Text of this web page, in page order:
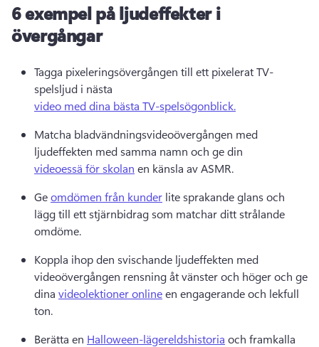
6 exempel på ljudeffekter i
övergångar
Tagga pixeleringsövergången till ett pixelerat TV-
spelsljud i nästa
video med dina bästa TV-spelsögonblick.
Matcha bladvändningsvideoövergången med
ljudeffekten med samma namn och ge din
videoessä för skolan en känsla av ASMR.
Ge omdömen från kunder lite sprakande glans och
lägg till ett stjärnbidrag som matchar ditt strålande
omdöme.
Koppla ihop den svischande ljudeffekten med
videoövergången rensning åt vänster och höger och ge
dina videolektioner online en engagerande och lekfull
ton.
Berätta en Halloween-lägereldshistoria och framkalla